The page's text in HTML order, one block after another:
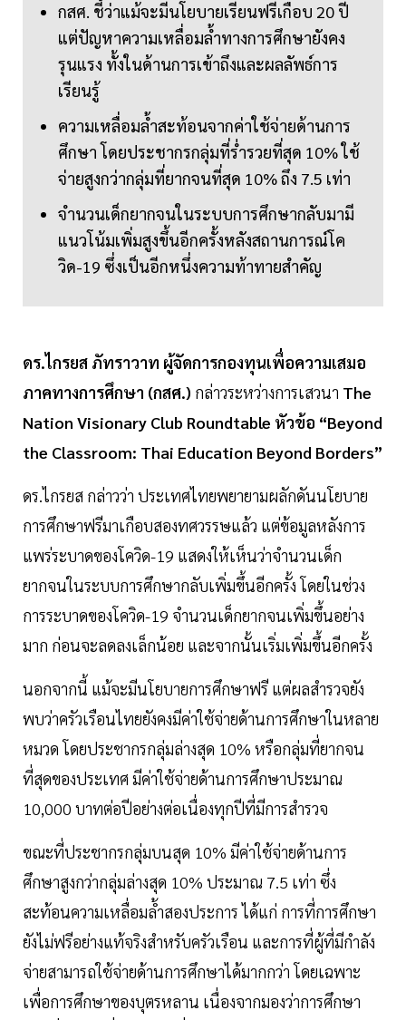
กสศ. ชี้ว่าแม้จะมีนโยบายเรียนฟรีเกือบ 20 ปี
แต่ปัญหาความเหลื่อมล้ำทางการศึกษายังคง
รุนแรง ทั้งในด้านการเข้าถึงและผลลัพธ์การ
เรียนรู้
ความเหลื่อมล้ำสะท้อนจากค่าใช้จ่ายด้านการ
ศึกษา โดยประชากรกลุ่มที่ร่ำรวยที่สุด 10% ใช้
จ่ายสูงกว่ากลุ่มที่ยากจนที่สุด 10% ถึง 7.5 เท่า
จำนวนเด็กยากจนในระบบการศึกษากลับมามี
แนวโน้มเพิ่มสูงขึ้นอีกครั้งหลังสถานการณ์โค
วิด-19 ซึ่งเป็นอีกหนึ่งความท้าทายสำคัญ
ดร.ไกรยส ภัทราวาท ผู้จัดการกองทุนเพื่อความเสมอ
ภาคทางการศึกษา (กสศ.) กล่าวระหว่างการเสวนา The
Nation Visionary Club Roundtable หัวข้อ “Beyond
the Classroom: Thai Education Beyond Borders”
ดร.ไกรยส กล่าวว่า ประเทศไทยพยายามผลักดันนโยบาย
การศึกษาฟรีมาเกือบสองทศวรรษแล้ว แต่ข้อมูลหลังการ
แพร่ระบาดของโควิด-19 แสดงให้เห็นว่าจำนวนเด็ก
ยากจนในระบบการศึกษากลับเพิ่มขึ้นอีกครั้ง โดยในช่วง
การระบาดของโควิด-19 จำนวนเด็กยากจนเพิ่มขึ้นอย่าง
มาก ก่อนจะลดลงเล็กน้อย และจากนั้นเริ่มเพิ่มขึ้นอีกครั้ง
นอกจากนี้ แม้จะมีนโยบายการศึกษาฟรี แต่ผลสำรวจยัง
พบว่าครัวเรือนไทยยังคงมีค่าใช้จ่ายด้านการศึกษาในหลาย
หมวด โดยประชากรกลุ่มล่างสุด 10% หรือกลุ่มที่ยากจน
ที่สุดของประเทศ มีค่าใช้จ่ายด้านการศึกษาประมาณ
10,000 บาทต่อปีอย่างต่อเนื่องทุกปีที่มีการสำรวจ
ขณะที่ประชากรกลุ่มบนสุด 10% มีค่าใช้จ่ายด้านการ
ศึกษาสูงกว่ากลุ่มล่างสุด 10% ประมาณ 7.5 เท่า ซึ่ง
สะท้อนความเหลื่อมล้ำสองประการ ได้แก่ การที่การศึกษา
ยังไม่ฟรีอย่างแท้จริงสำหรับครัวเรือน และการที่ผู้ที่มีกำลัง
จ่ายสามารถใช้จ่ายด้านการศึกษาได้มากกว่า โดยเฉพาะ
เพื่อการศึกษาของบุตรหลาน เนื่องจากมองว่าการศึกษา